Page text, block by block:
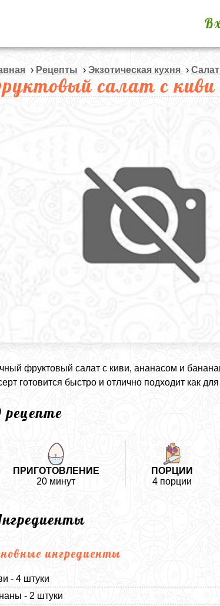
› Рецепты ›Экзотическая кухня ›
салат с
фруктовый салат с киви, ананасом и
готовится быстро и отлично подходит как
рецепте
ПРИГОТОВЛЕНИЕ
20 минут
ПОРЦИИ
4 порции
ингредиенты
- 4 штуки
- 2 штуки